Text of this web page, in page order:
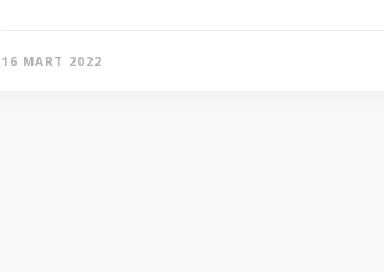
16 MART 2022